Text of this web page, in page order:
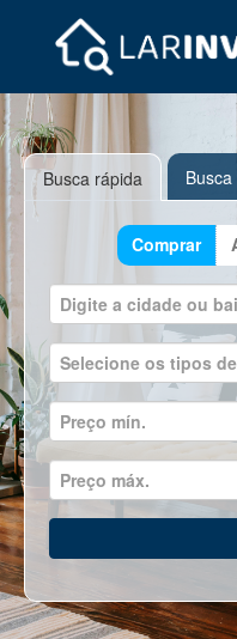
Busca rápida
Comprar